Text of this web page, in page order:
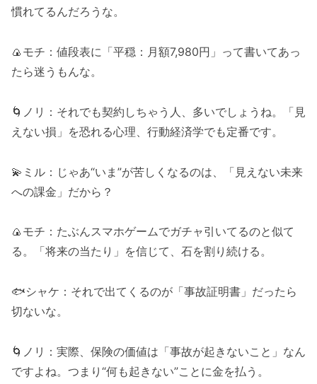
慣れてるんだろうな。
🍙モチ：値段表に「平穏：月額7,980円」って書いてあっ
たら迷うもんな。
🌀ノリ：それでも契約しちゃう人、多いでしょうね。「見
えない損」を恐れる心理、行動経済学でも定番です。
💫ミル：じゃあ“いま”が苦しくなるのは、「見えない未来
への課金」だから？
🍙モチ：たぶんスマホゲームでガチャ引いてるのと似て
る。「将来の当たり」を信じて、石を割り続ける。
🐟シャケ：それで出てくるのが「事故証明書」だったら
切ないな。
🌀ノリ：実際、保険の価値は「事故が起きないこと」なん
ですよね。つまり“何も起きない”ことに金を払う。